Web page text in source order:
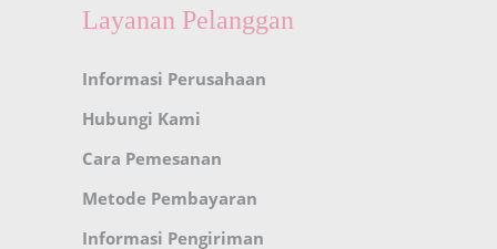
Layanan Pelanggan
Informasi Perusahaan
Hubungi Kami
Cara Pemesanan
Metode Pembayaran
Informasi Pengiriman